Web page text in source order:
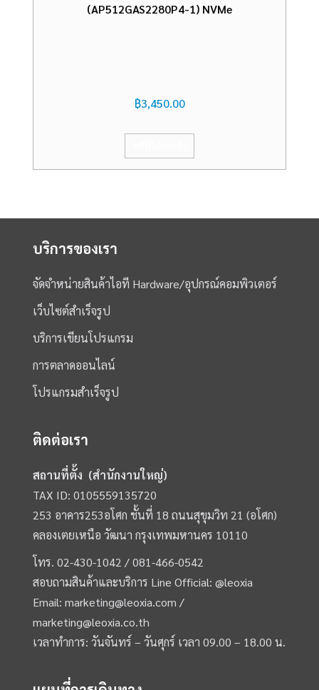
(AP512GAS2280P4-1) NVMe
฿3,450.00
บริการของเรา
จัดจำหน่ายสินค้าไอที Hardware/อุปกรณ์คอมพิวเตอร์
เว็บไซต์สำเร็จรูป
บริการเขียนโปรแกรม
การตลาดออนไลน์
โปรแกรมสำเร็จรูป
ติดต่อเรา
สถานที่ตั้ง (สำนักงานใหญ่)
TAX ID: 0105559135720
253 อาคาร253อโศก ชั้นที่ 18 ถนนสุขุมวิท 21 (อโศก)
คลองเตยเหนือ วัฒนา กรุงเทพมหานคร 10110
โทร.02-430-1042 /081-466-0542
สอบถามสินค้าและบริการ Line Official:@leoxia
Email:marketing@leoxia.com /
marketing@leoxia.co.th
เวลาทำการ: วันจันทร์ – วันศุกร์ เวลา 09.00 – 18.00 น.